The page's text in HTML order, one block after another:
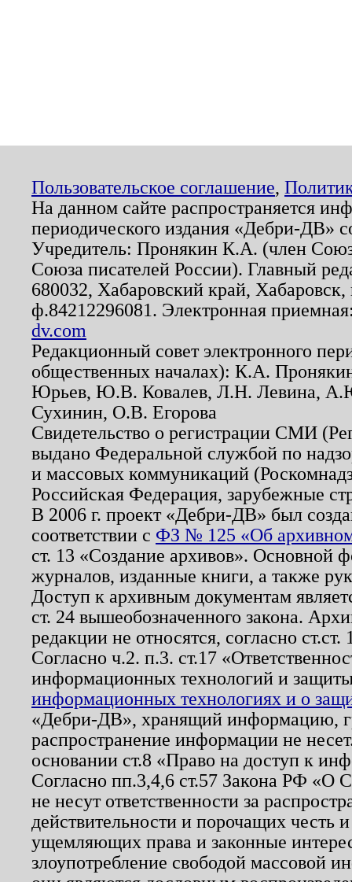
Пользовательское соглашение,
На данном сайте распространяется
периодического издания «Дебри-ДВ»
Учредитель: Пронякин К.А. (член
Союза писателей России). Главный
680032, Хабаровский край,
ф.84212296081. Электронная
dv.com
Редакционный совет электронного
общественных началах): К.А.
Юрьев, Ю.В. Ковалев, Л.Н. Левина,
Сухинин, О.В. Егорова
Свидетельство о регистрации СМИ
выдано Федеральной службой по
и массовых коммуникаций
Российская Федерация, зарубежные
В 2006 г. проект «Дебри-ДВ» был
соответствии с ФЗ № 125 «Об
ст. 13 «Создание архивов». Основной
журналов, изданные книги, а также
Доступ к архивным документам
ст. 24 вышеобозначенного закона.
редакции не относятся, согласно
Согласно ч.2. п.3. ст.17
информационных технологий и
информационных технологиях и о
«Дебри-ДВ», хранящий информацию,
распространение информации не
основании ст.8 «Право на доступ к
Согласно пп.3,4,6 ст.57 Закона РФ «О
не несут ответственности за
действительности и порочащих честь
ущемляющих права и законные
злоупотребление свободой массовой